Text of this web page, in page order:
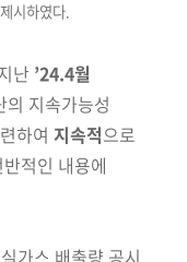
시하였다.
난 ’24.4월
의 지속가능성
하여 지속적으로
적인 내용에
가스 배출량 공시